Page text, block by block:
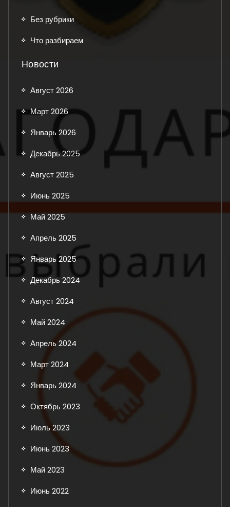
Без рубрики
Что разбираем
Новости
Август 2026
Март 2026
Январь 2026
Декабрь 2025
Август 2025
Июнь 2025
Май 2025
Апрель 2025
Январь 2025
Декабрь 2024
Август 2024
Май 2024
Апрель 2024
Март 2024
Январь 2024
Октябрь 2023
Июль 2023
Июнь 2023
Май 2023
Июнь 2022